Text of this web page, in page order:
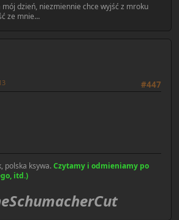
dzień, niezmiennie chce wyjść z mroku
ze mnie...
#447
polska ksywa.Czytamy i odmieniamy po
itd.)